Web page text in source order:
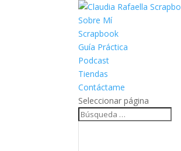
Sobre Mí
Scrapbook
Guía Práctica
Podcast
Tiendas
Contáctame
Seleccionar página